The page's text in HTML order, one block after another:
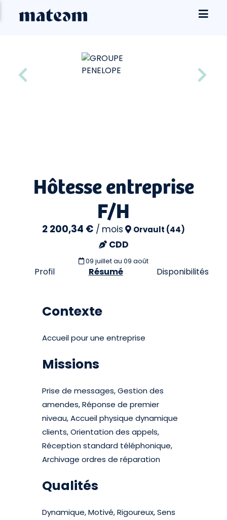
Hôtesse entreprise
F/H
2 200,34 € / mois Orvault (44)
CDD
09 juilletau 09 août
Profil Résumé Disponibilités
Contexte
Accueil pour une entreprise
Missions
Prise de messages, Gestion des
amendes, Réponse de premier
niveau, Accueil physique dynamique
clients, Orientation des appels,
Réception standard téléphonique,
Archivage ordres de réparation
Qualités
Dynamique, Motivé, Rigoureux, Sens